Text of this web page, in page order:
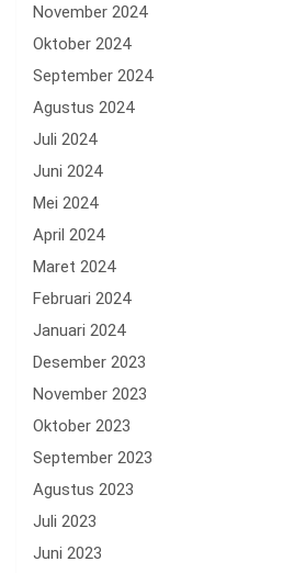
November 2024
Oktober 2024
September 2024
Agustus 2024
Juli 2024
Juni 2024
Mei 2024
April 2024
Maret 2024
Februari 2024
Januari 2024
Desember 2023
November 2023
Oktober 2023
September 2023
Agustus 2023
Juli 2023
Juni 2023